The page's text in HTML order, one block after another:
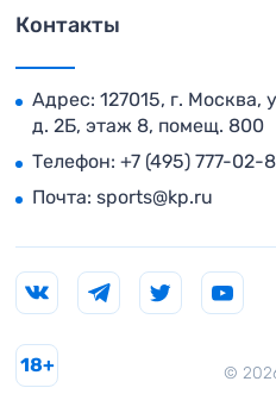
Контакты
Адрес: 127015, г. Москва,
д. 2Б, этаж 8, помещ. 800
Телефон: +7 (495) 777-02-
Почта: sports@kp.ru
©
18+